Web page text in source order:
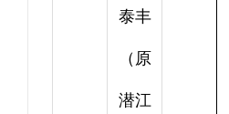
泰丰
（原
潜江